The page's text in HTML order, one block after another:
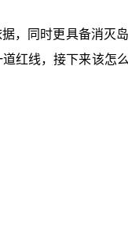
，同时更具备消灭
红线，接下来该怎